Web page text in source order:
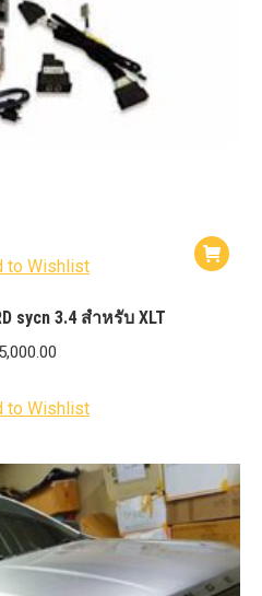
to Wishlist
sycn 3.4 สำหรับ XLT
to Wishlist